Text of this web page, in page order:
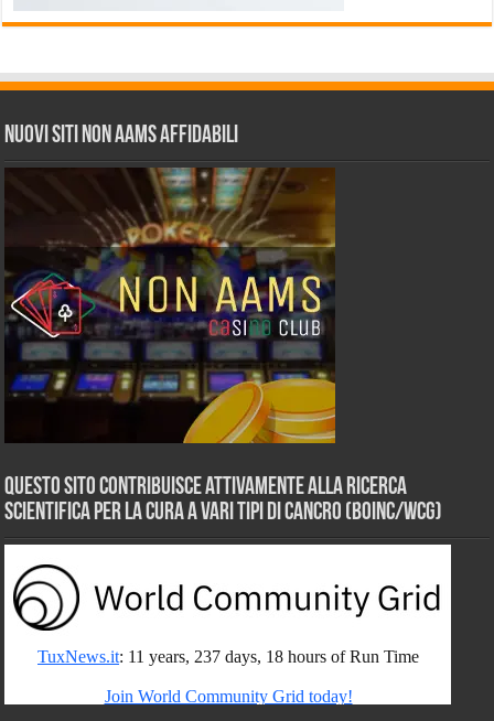
Nuovi siti non AAMS affidabili
Questo sito contribuisce attivamente alla ricerca
scientifica per la cura a vari tipi di Cancro (BOINC/WCG)